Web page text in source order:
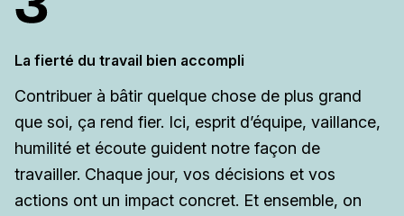
La fierté du travail bien accompli
Contribuer à bâtir quelque chose de plus grand
que soi, ça rend fier. Ici, esprit d’équipe, vaillance,
humilité et écoute guident notre façon de
travailler. Chaque jour, vos décisions et vos
actions ont un impact concret. Et ensemble, on